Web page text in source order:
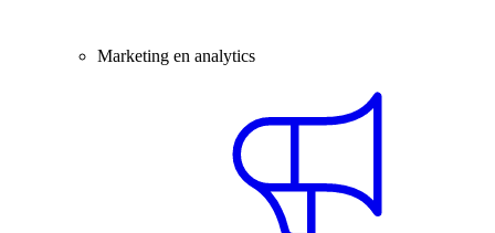
Marketing en analytics